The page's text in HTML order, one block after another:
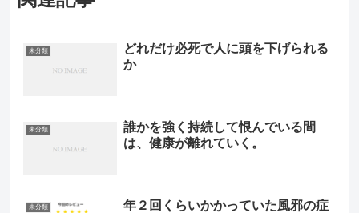
未分類
どれだけ必死で人に頭を下げられる
か
未分類
誰かを強く持続して恨んでいる間
は、健康が離れていく。
未分類
年２回くらいかかっていた風邪の症